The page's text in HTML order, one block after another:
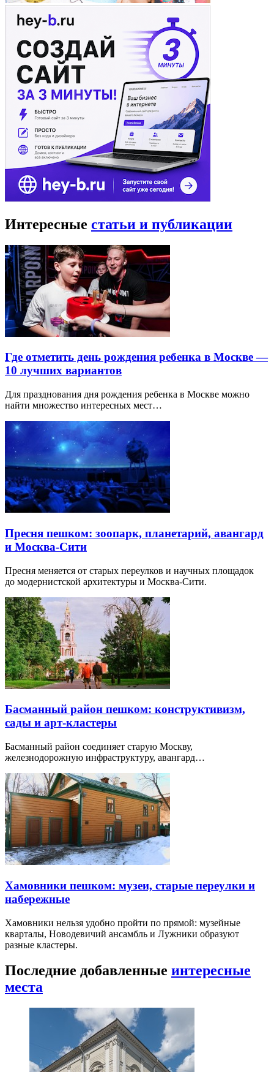
Интересные статьи и публикации
Где отметить день рождения ребенка в Москве —
10 лучших вариантов
Для празднования дня рождения ребенка в Москве можно
найти множество интересных мест…
Пресня пешком: зоопарк, планетарий, авангард
и Москва-Сити
Пресня меняется от старых переулков и научных площадок
до модернистской архитектуры и Москва-Сити.
Басманный район пешком: конструктивизм,
сады и арт-кластеры
Басманный район соединяет старую Москву,
железнодорожную инфраструктуру, авангард…
Хамовники пешком: музеи, старые переулки и
набережные
Хамовники нельзя удобно пройти по прямой: музейные
кварталы, Новодевичий ансамбль и Лужники образуют
разные кластеры.
Последние добавленные интересные
места